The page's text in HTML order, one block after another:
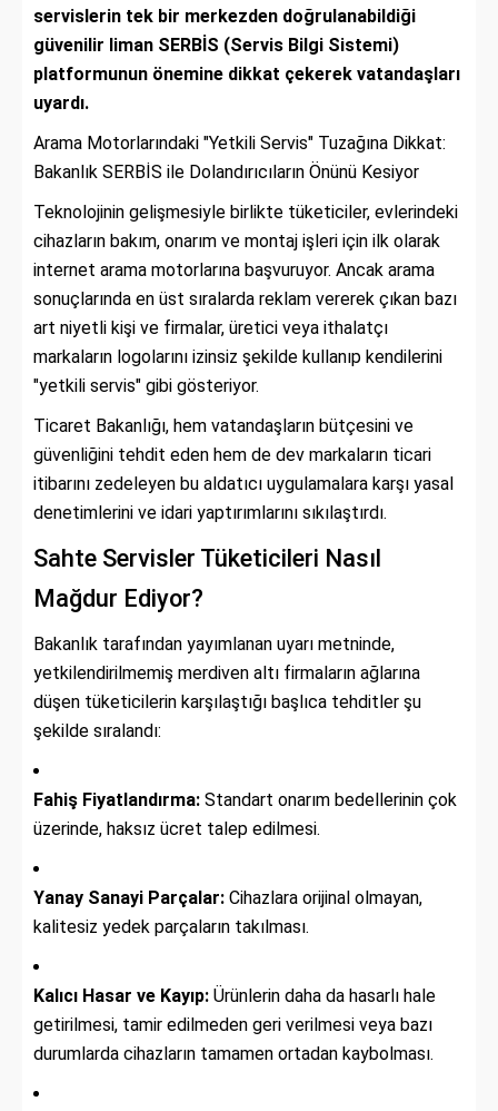
servislerin tek bir merkezden doğrulanabildiği
güvenilir liman SERBİS (Servis Bilgi Sistemi)
platformunun önemine dikkat çekerek vatandaşları
uyardı.
Arama Motorlarındaki "Yetkili Servis" Tuzağına Dikkat:
Bakanlık SERBİS ile Dolandırıcıların Önünü Kesiyor
Teknolojinin gelişmesiyle birlikte tüketiciler, evlerindeki
cihazların bakım, onarım ve montaj işleri için ilk olarak
internet arama motorlarına başvuruyor. Ancak arama
sonuçlarında en üst sıralarda reklam vererek çıkan bazı
art niyetli kişi ve firmalar, üretici veya ithalatçı
markaların logolarını izinsiz şekilde kullanıp kendilerini
"yetkili servis" gibi gösteriyor.
Ticaret Bakanlığı, hem vatandaşların bütçesini ve
güvenliğini tehdit eden hem de dev markaların ticari
itibarını zedeleyen bu aldatıcı uygulamalara karşı yasal
denetimlerini ve idari yaptırımlarını sıkılaştırdı.
Sahte Servisler Tüketicileri Nasıl
Mağdur Ediyor?
Bakanlık tarafından yayımlanan uyarı metninde,
yetkilendirilmemiş merdiven altı firmaların ağlarına
düşen tüketicilerin karşılaştığı başlıca tehditler şu
şekilde sıralandı:
Fahiş Fiyatlandırma: Standart onarım bedellerinin çok
üzerinde, haksız ücret talep edilmesi.
Yanay Sanayi Parçalar: Cihazlara orijinal olmayan,
kalitesiz yedek parçaların takılması.
Kalıcı Hasar ve Kayıp: Ürünlerin daha da hasarlı hale
getirilmesi, tamir edilmeden geri verilmesi veya bazı
durumlarda cihazların tamamen ortadan kaybolması.